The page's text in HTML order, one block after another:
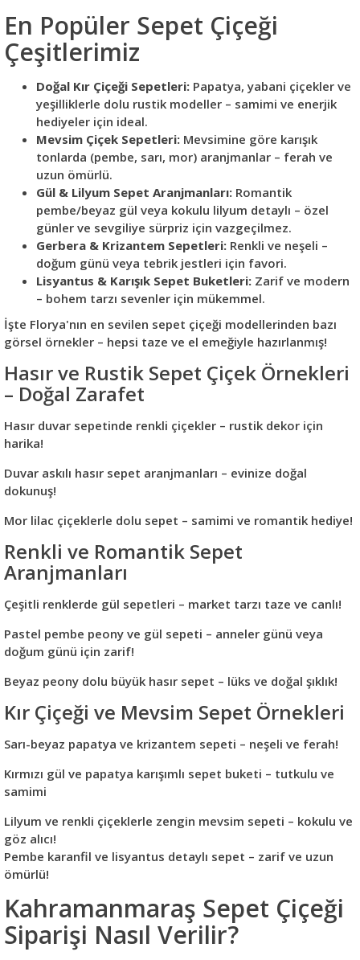
En Popüler Sepet Çiçeği
Çeşitlerimiz
Doğal Kır Çiçeği Sepetleri: Papatya, yabani çiçekler ve
yeşilliklerle dolu rustik modeller – samimi ve enerjik
hediyeler için ideal.
Mevsim Çiçek Sepetleri: Mevsimine göre karışık
tonlarda (pembe, sarı, mor) aranjmanlar – ferah ve
uzun ömürlü.
Gül & Lilyum Sepet Aranjmanları: Romantik
pembe/beyaz gül veya kokulu lilyum detaylı – özel
günler ve sevgiliye sürpriz için vazgeçilmez.
Gerbera & Krizantem Sepetleri: Renkli ve neşeli –
doğum günü veya tebrik jestleri için favori.
Lisyantus & Karışık Sepet Buketleri: Zarif ve modern
– bohem tarzı sevenler için mükemmel.
İşte Florya'nın en sevilen sepet çiçeği modellerinden bazı
görsel örnekler – hepsi taze ve el emeğiyle hazırlanmış!
Hasır ve Rustik Sepet Çiçek Örnekleri
– Doğal Zarafet
Hasır duvar sepetinde renkli çiçekler – rustik dekor için
harika!
Duvar askılı hasır sepet aranjmanları – evinize doğal
dokunuş!
Mor lilac çiçeklerle dolu sepet – samimi ve romantik hediye!
Renkli ve Romantik Sepet
Aranjmanları
Çeşitli renklerde gül sepetleri – market tarzı taze ve canlı!
Pastel pembe peony ve gül sepeti – anneler günü veya
doğum günü için zarif!
Beyaz peony dolu büyük hasır sepet – lüks ve doğal şıklık!
Kır Çiçeği ve Mevsim Sepet Örnekleri
Sarı-beyaz papatya ve krizantem sepeti – neşeli ve ferah!
Kırmızı gül ve papatya karışımlı sepet buketi – tutkulu ve
samimi
Lilyum ve renkli çiçeklerle zengin mevsim sepeti – kokulu ve
göz alıcı!
Pembe karanfil ve lisyantus detaylı sepet – zarif ve uzun
ömürlü!
Kahramanmaraş Sepet Çiçeği
Siparişi Nasıl Verilir?